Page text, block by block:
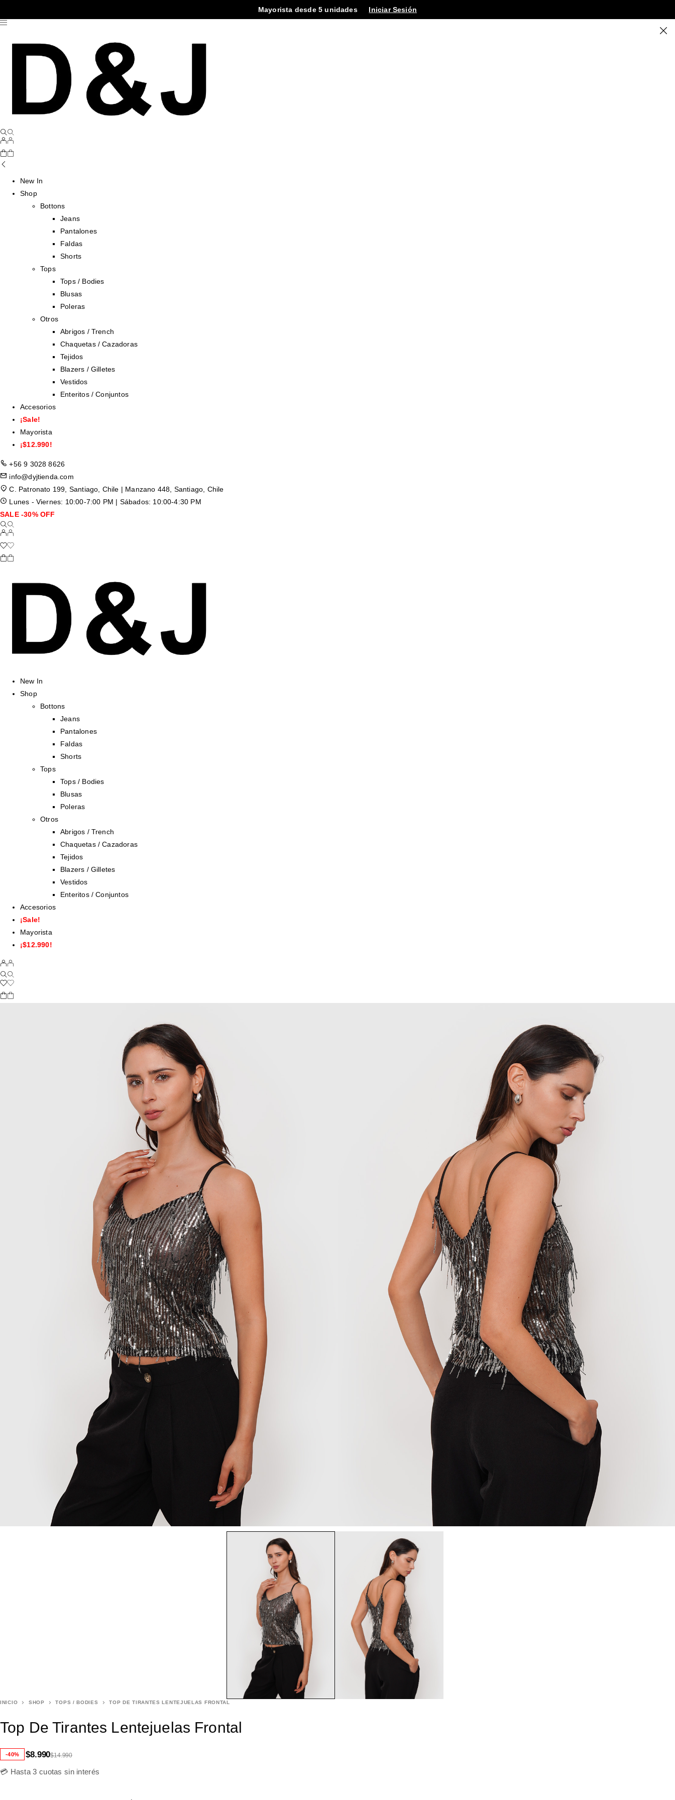
Mayorista desde 5 unidades Iniciar Sesión
New In
Shop
Bottons
Jeans
Pantalones
Faldas
Shorts
Tops
Tops / Bodies
Blusas
Poleras
Otros
Abrigos / Trench
Chaquetas / Cazadoras
Tejidos
Blazers / Gilletes
Vestidos
Enteritos / Conjuntos
Accesorios
¡Sale!
Mayorista
¡$12.990!
+56 9 3028 8626
info@dyjtienda.com
C. Patronato 199, Santiago, Chile | Manzano 448, Santiago, Chile
Lunes - Viernes: 10:00-7:00 PM | Sábados: 10:00-4:30 PM
SALE -30% OFF
New In
Shop
Bottons
Jeans
Pantalones
Faldas
Shorts
Tops
Tops / Bodies
Blusas
Poleras
Otros
Abrigos / Trench
Chaquetas / Cazadoras
Tejidos
Blazers / Gilletes
Vestidos
Enteritos / Conjuntos
Accesorios
¡Sale!
Mayorista
¡$12.990!
INICIO SHOP TOPS / BODIES TOP DE TIRANTES LENTEJUELAS FRONTAL
Top De Tirantes Lentejuelas Frontal
-40% $14.990
$8.990
💳 Hasta 3 cuotas sin interés